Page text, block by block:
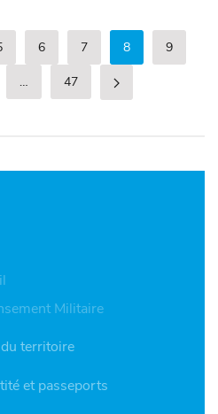
6 7 8 9
… 47
Militaire
territoire
et passeports